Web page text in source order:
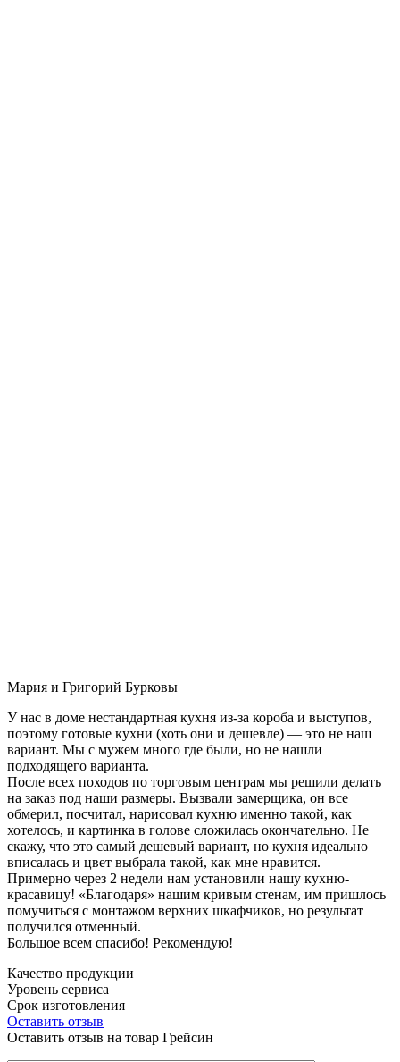
Мария и Григорий Бурковы
У нас в доме нестандартная кухня из-за короба и выступов,
поэтому готовые кухни (хоть они и дешевле) — это не наш
вариант. Мы с мужем много где были, но не нашли
подходящего варианта.
После всех походов по торговым центрам мы решили делать
на заказ под наши размеры. Вызвали замерщика, он все
обмерил, посчитал, нарисовал кухню именно такой, как
хотелось, и картинка в голове сложилась окончательно. Не
скажу, что это самый дешевый вариант, но кухня идеально
вписалась и цвет выбрала такой, как мне нравится.
Примерно через 2 недели нам установили нашу кухню-
красавицу! «Благодаря» нашим кривым стенам, им пришлось
помучиться с монтажом верхних шкафчиков, но результат
получился отменный.
Большое всем спасибо! Рекомендую!
Качество продукции
Уровень сервиса
Срок изготовления
Оставить отзыв
Оставить отзыв на товар Грейсин